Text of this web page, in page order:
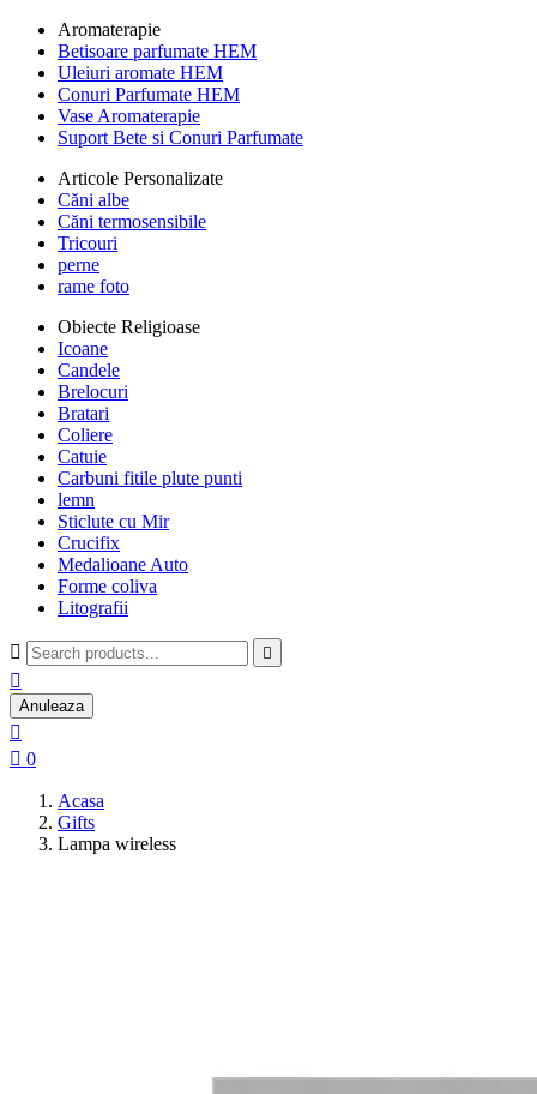
Aromaterapie
Betisoare parfumate HEM
Uleiuri aromate HEM
Conuri Parfumate HEM
Vase Aromaterapie
Suport Bete si Conuri Parfumate
Articole Personalizate
Căni albe
Căni termosensibile
Tricouri
perne
rame foto
Obiecte Religioase
Icoane
Candele
Brelocuri
Bratari
Coliere
Catuie
Carbuni fitile plute punti
lemn
Sticlute cu Mir
Crucifix
Medalioane Auto
Forme coliva
Litografii
 

Anuleaza

 0
Acasa
Gifts
Lampa wireless